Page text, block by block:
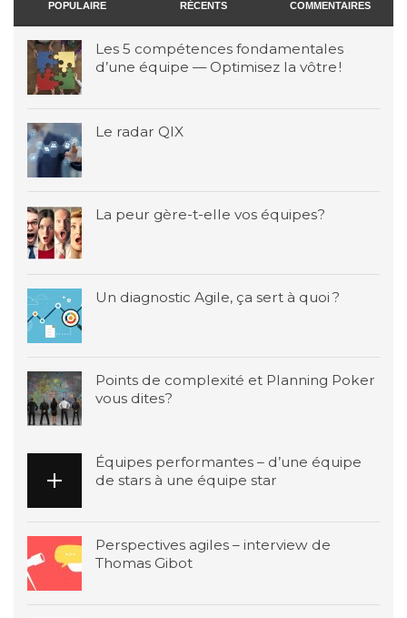
POPULAIRE RÉCENTS COMMENTAIRES
Les 5 compétences fondamentales
d’une équipe — Optimisez la vôtre !
Le radar QIX
La peur gère-t-elle vos équipes?
Un diagnostic Agile, ça sert à quoi ?
Points de complexité et Planning Poker
vous dites?
Équipes performantes – d’une équipe
de stars à une équipe star
Perspectives agiles – interview de
Thomas Gibot